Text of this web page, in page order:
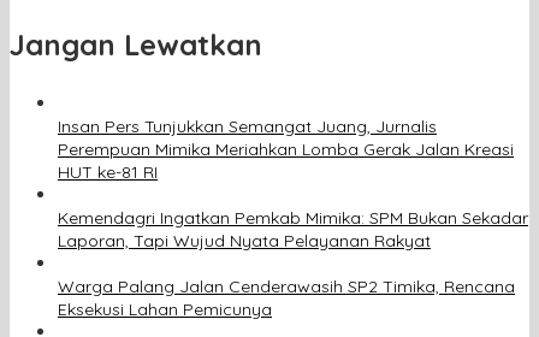
Jangan Lewatkan
Insan Pers Tunjukkan Semangat Juang, Jurnalis
Perempuan Mimika Meriahkan Lomba Gerak Jalan Kreasi
HUT ke-81 RI
Kemendagri Ingatkan Pemkab Mimika: SPM Bukan Sekadar
Laporan, Tapi Wujud Nyata Pelayanan Rakyat
Warga Palang Jalan Cenderawasih SP2 Timika, Rencana
Eksekusi Lahan Pemicunya